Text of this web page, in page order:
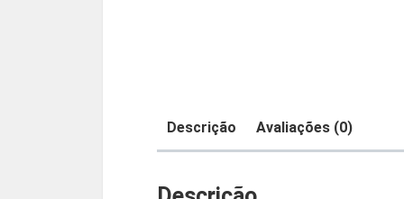
Descrição Avaliações (0)